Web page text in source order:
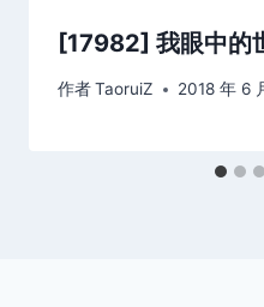
[17982] 我眼中的
作者TaoruiZ 2018 年 6